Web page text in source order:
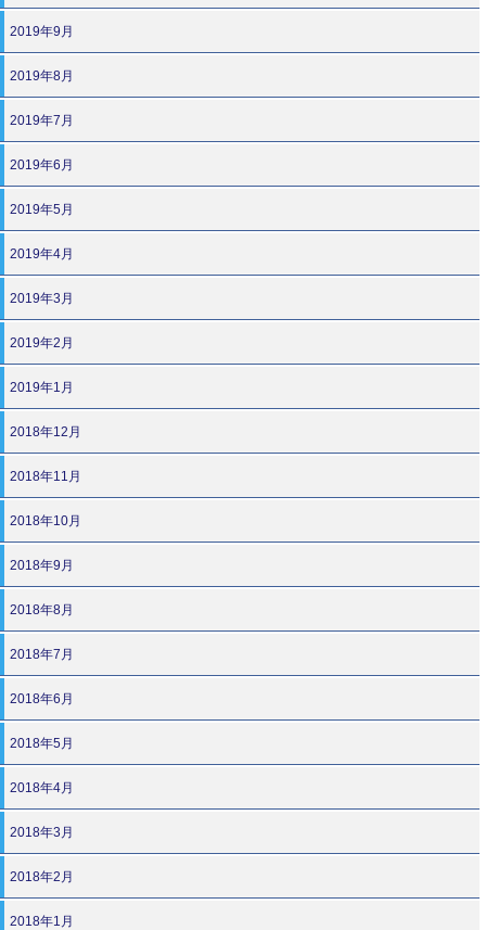
2019年9月
2019年8月
2019年7月
2019年6月
2019年5月
2019年4月
2019年3月
2019年2月
2019年1月
2018年12月
2018年11月
2018年10月
2018年9月
2018年8月
2018年7月
2018年6月
2018年5月
2018年4月
2018年3月
2018年2月
2018年1月